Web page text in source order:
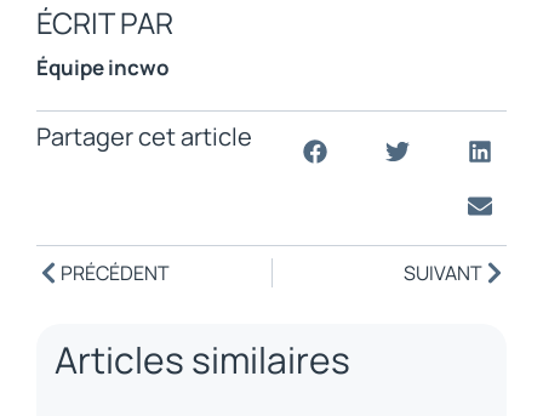
Articles similaires
ÉCRIT PAR
Équipe incwo
Partager cet article
PRÉCÉDENT SUIVANT